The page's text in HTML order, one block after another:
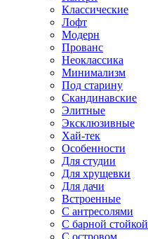
Классические
Лофт
Модерн
Прованс
Неоклассика
Минимализм
Под старину
Скандинавские
Элитные
Эксклюзивные
Хай-тек
Особенности
Для студии
Для хрущевки
Для дачи
Встроенные
С антресолями
С барной стойкой
С островом